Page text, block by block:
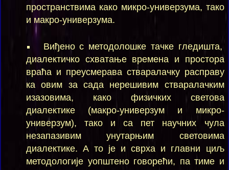
пространствима како микро-универзума, тако
и макро-универзума.
Виђено с методолошке тачке гледишта,
диалектичко схватање времена и простора
враћа и преусмерава стваралачку расправу
ка овим за сада нерешивим стваралачким
изазовима, како физичких светова
диалектике (макро-универзум и микро-
универзум), тако и са пет научних чула
незапазивим унутарњим световима
диалектике. А то је и сврха и главни циљ
методологије уопштено говорећи, па тиме и